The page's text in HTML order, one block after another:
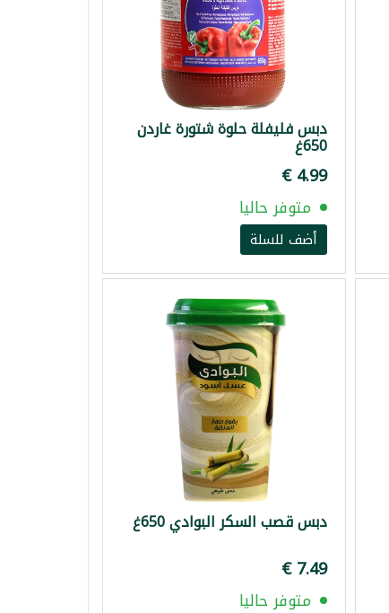
دبس فليفلة حلوة شتورة غاردن
650غ
‏4.99 €
متوفر حاليا
أضف للسلة
دبس قصب السكر البوادي 650غ
‏7.49 €
متوفر حاليا